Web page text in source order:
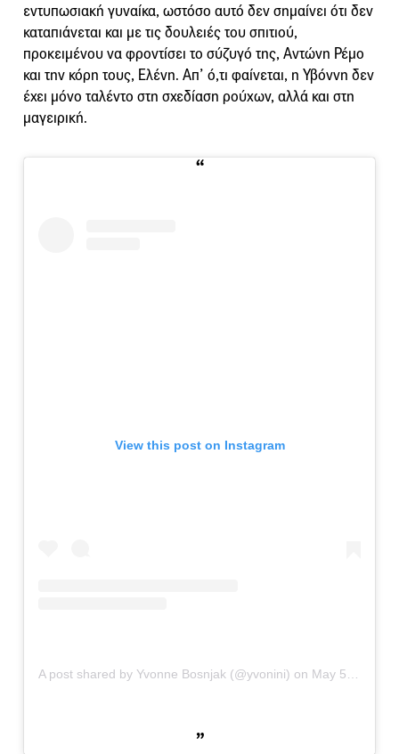
εντυπωσιακή γυναίκα, ωστόσο αυτό δεν σημαίνει ότι δεν
καταπιάνεται και με τις δουλειές του σπιτιού,
προκειμένου να φροντίσει το σύζυγό της, Αντώνη Ρέμο
και την κόρη τους, Ελένη. Απ’ ό,τι φαίνεται, η Υβόννη δεν
έχει μόνο ταλέντο στη σχεδίαση ρούχων, αλλά και στη
μαγειρική.
View this post on Instagram
A post shared by Yvonne Bosnjak (@yvonini) on May 5, 2019 at 2:32am PDT